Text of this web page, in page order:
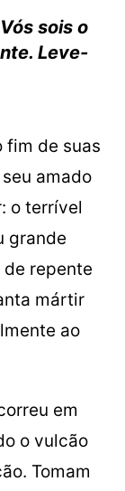
sois o
Leve-
fim de suas
amado
o terrível
grande
repente
mártir
ao
em
o vulcão
Tomam